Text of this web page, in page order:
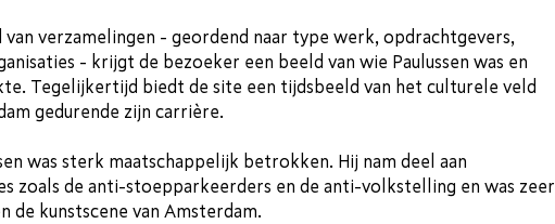
van verzamelingen - geordend naar type werk, opdrachtgevers,
- krijgt de bezoeker een beeld van wie Paulussen was en
Tegelijkertijd biedt de site een tijdsbeeld van het culturele veld
gedurende zijn carrière.
was sterk maatschappelijk betrokken. Hij nam deel aan
zoals de anti-stoepparkeerders en de anti-volkstelling en was zeer
de kunstscene van Amsterdam.